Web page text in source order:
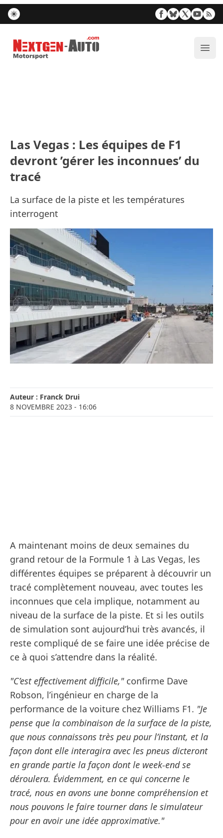
Nextgen-Auto.com
Las Vegas : Les équipes de F1
devront ’gérer les inconnues’ du
tracé
La surface de la piste et les températures
interrogent
Auteur : Franck Drui
8 NOVEMBRE 2023 - 16:06
A maintenant moins de deux semaines du
grand retour de la Formule 1 à Las Vegas, les
différentes équipes se préparent à découvrir un
tracé complètement nouveau, avec toutes les
inconnues que cela implique, notamment au
niveau de la surface de la piste. Et si les outils
de simulation sont aujourd’hui très avancés, il
reste compliqué de se faire une idée précise de
ce à quoi s’attendre dans la réalité.
"C’est effectivement difficile,"confirme Dave
Robson, l’ingénieur en charge de la
performance de la voiture chez Williams F1. "Je
pense que la combinaison de la surface de la piste,
que nous connaissons très peu pour l’instant, et la
façon dont elle interagira avec les pneus dicteront
en grande partie la façon dont le week-end se
déroulera. Évidemment, en ce qui concerne le
tracé, nous en avons une bonne compréhension et
nous pouvons le faire tourner dans le simulateur
pour en avoir une idée approximative."